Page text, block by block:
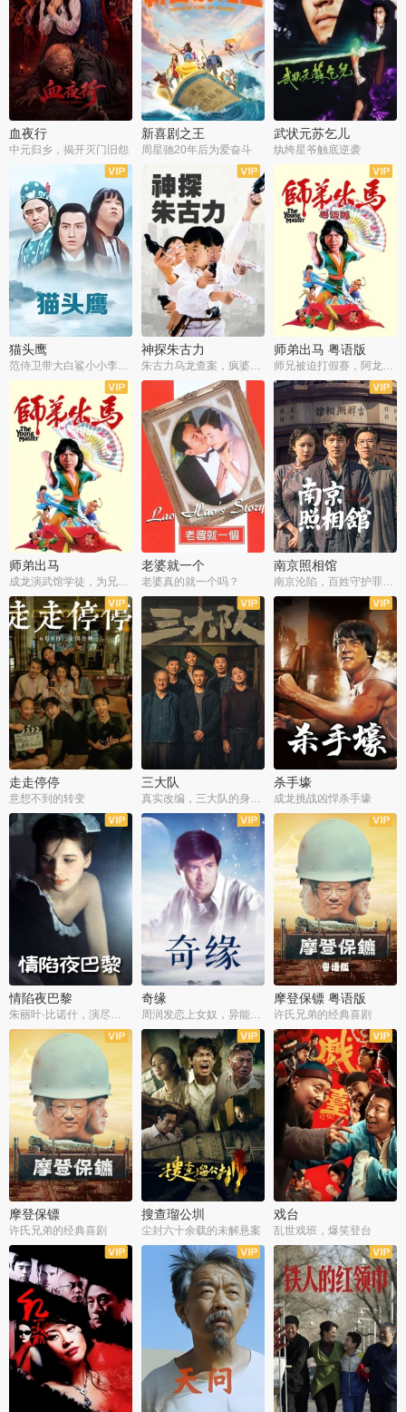
血夜行
中元归乡，揭开灭门旧怨
新喜剧之王
周星驰20年后为爱奋斗
武状元苏乞儿
纨绔星爷触底逆袭
猫头鹰
范侍卫带大白鲨小小李破案寻妃
神探朱古力
朱古力乌龙查案，疯婆子神助攻
师弟出马 粤语版
师兄被迫打假赛，阿龙追查斗黑帮
师弟出马
成龙演武馆学徒，为兄搏命战黑道
老婆就一个
老婆真的就一个吗？
南京照相馆
南京沦陷，百姓守护罪证底片
走走停停
意想不到的转变
三大队 杀手壕
成龙挑战凶悍杀手壕
情陷夜巴黎
朱丽叶·比诺什，演尽失爱之痛
奇缘
周润发恋上女奴，异能护体战邪派
摩登保镖 粤语版
许氏兄弟的经典喜剧
摩登保镖
许氏兄弟的经典喜剧
搜查瑠公圳
尘封六十余载的未解悬案
戏台
乱世戏班，爆笑登台